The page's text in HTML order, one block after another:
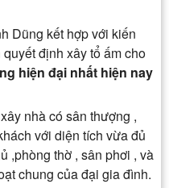
Dũng kết hợp với kiến
định xây tổ ấm cho
hiện đại nhất hiện nay
nhà có sân thượng ,
với diện tích vừa đủ
,phòng thờ , sân phơi , và
chung của đại gia đình.